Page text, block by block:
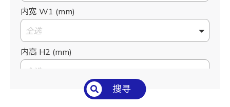
内宽 W1 (mm)
全选
内高 H2 (mm)
全选
适用PC板-钻孔 M1 (mm) 搜寻